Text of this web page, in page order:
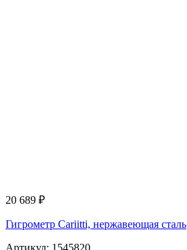
20 689 ₽
Гигрометр Cariitti, нержавеющая сталь